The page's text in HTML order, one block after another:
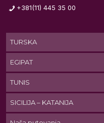
+381(11) 445 35 00
TURSKA
EGIPAT
TUNIS
SICILIJA – KATANIJA